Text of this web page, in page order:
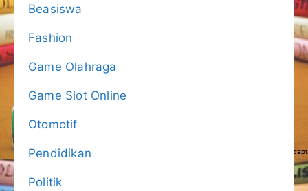
Beasiswa
Fashion
Game Olahraga
Game Slot Online
Otomotif
Pendidikan
Politik